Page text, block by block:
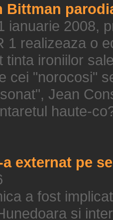
Bittman
ianuarie 2008,
1 realizeaza o
tinta ironiilor
cei "norocosi"
Jean
haute-
a externat pe
a fost
si